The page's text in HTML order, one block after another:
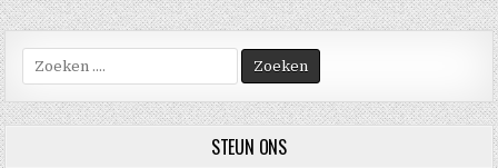
naar:
STEUN ONS